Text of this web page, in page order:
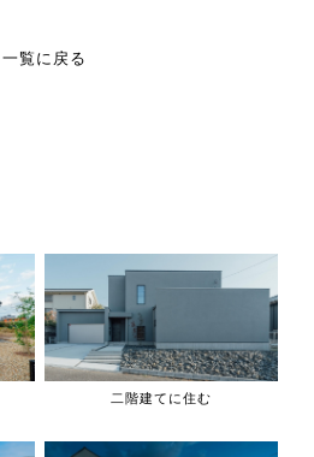
一覧に戻る
二階建てに住む